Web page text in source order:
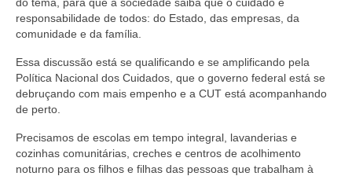
responsabilidade de todos: do Estado, das empresas, da
comunidade e da família.
Essa discussão está se qualificando e se amplificando pela
Política Nacional dos Cuidados, que o governo federal está se
debruçando com mais empenho e a CUT está acompanhando
de perto.
Precisamos de escolas em tempo integral, lavanderias e
cozinhas comunitárias, creches e centros de acolhimento
noturno para os filhos e filhas das pessoas que trabalham à